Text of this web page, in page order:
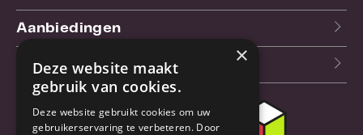
Aanbiedingen
Blog
Klantenservice
×
Deze website maakt
gebruik van cookies.
Deze website gebruikt cookies om uw
gebruikerservaring te verbeteren. Door